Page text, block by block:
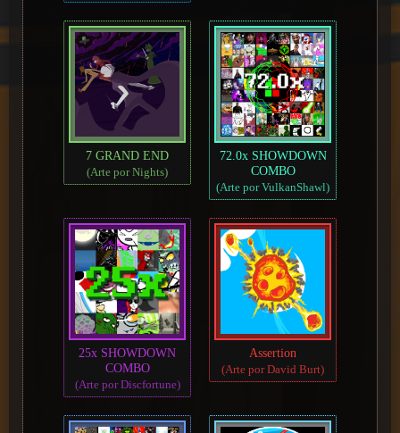
7 GRAND END
(Arte por Nights)
72.0x SHOWDOWN
COMBO
(Arte por VulkanShawl)
25x SHOWDOWN
COMBO
(Arte por Discfortune)
Assertion
(Arte por David Burt)